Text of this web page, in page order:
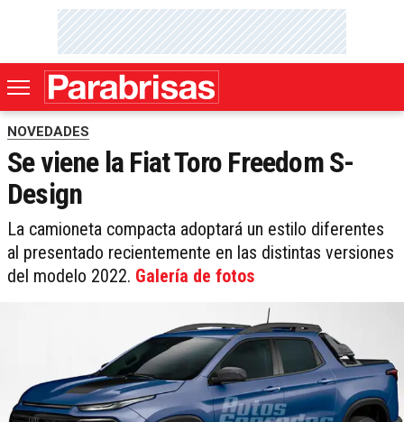
NOVEDADES
Se viene la Fiat Toro Freedom S-
Design
La camioneta compacta adoptará un estilo diferentes
al presentado recientemente en las distintas versiones
del modelo 2022. Galería de fotos